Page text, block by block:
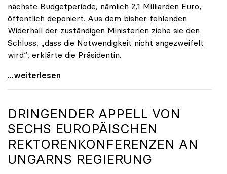
nächste Budgetperiode, nämlich 2,1 Milliarden Euro,
öffentlich deponiert. Aus dem bisher fehlenden
Widerhall der zuständigen Ministerien ziehe sie den
Schluss, „dass die Notwendigkeit nicht angezweifelt
wird“, erklärte die Präsidentin.
Seidler zu finanziellem Mehrbedarf: „Bisher keine
...weiterlesen
DRINGENDER APPELL VON
SECHS EUROPÄISCHEN
REKTORENKONFERENZEN AN
UNGARNS REGIERUNG